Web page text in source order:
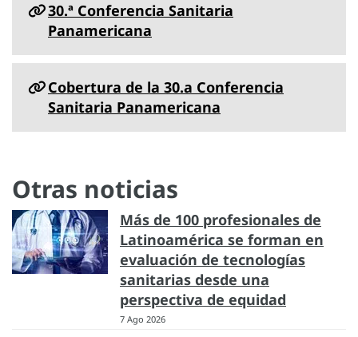
30.ª Conferencia Sanitaria
Panamericana
Cobertura de la 30.a Conferencia
Sanitaria Panamericana
Otras noticias
Más de 100 profesionales de
Latinoamérica se forman en
evaluación de tecnologías
sanitarias desde una
perspectiva de equidad
7 Ago 2026